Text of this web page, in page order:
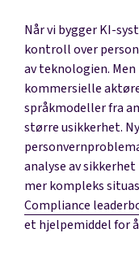
Når vi bygger KI-
kontroll over
av teknologien.
kommersielle
språkmodeller fra
større usikkerhet.
analyse av
mer kompleks
Compliance
et hjelpemiddel for